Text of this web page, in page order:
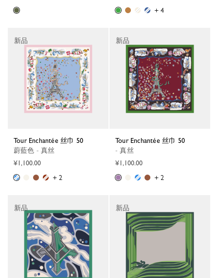
+ 4
Tour Enchantée 丝巾 50
蔚藍色 - 真丝
¥1,100.00
+ 2
新品
Tour Enchantée 丝巾 50
- 真丝
¥1,100.00
+ 2
新品
新品 新品